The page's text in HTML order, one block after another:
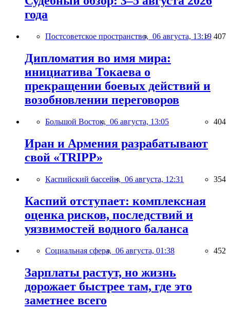
года
Постсоветское пространство, 06 августа, 13:19 407
Дипломатия во имя мира:
инициатива Токаева о
прекращении боевых действий и
возобновлении переговоров
Большой Восток, 06 августа, 13:05 404
Иран и Армения разрабатывают
свой «TRIPP»
Каспийский бассейн, 06 августа, 12:31 354
Каспий отступает: комплексная
оценка рисков, последствий и
уязвимостей водного баланса
Социальная сфера, 06 августа, 01:38 452
Зарплаты растут, но жизнь
дорожает быстрее там, где это
заметнее всего